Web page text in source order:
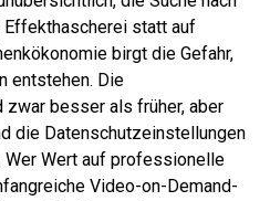
Effekthascherei statt auf
birgt die Gefahr,
entstehen. Die
zwar besser als früher, aber
die Datenschutzeinstellungen
Wer Wert auf professionelle
Video-on-Demand-